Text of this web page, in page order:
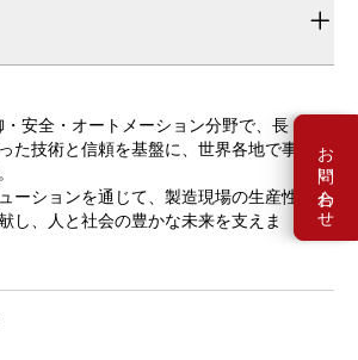
お問い合わせ
安全・オートメーション分野で、長
た技術と信頼を基盤に、世界各地で事
ーションを通じて、製造現場の生産性
し、人と社会の豊かな未来を支えま